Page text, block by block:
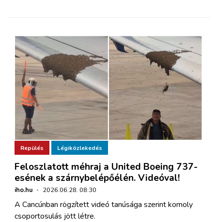
Repülés Légiközlekedés
Feloszlatott méhraj a United Boeing 737-
esének a szárnybelépőélén. Videóval!
iho.hu · 2026.06.28. 08:30
A Cancúnban rögzített videó tanúsága szerint komoly
csoportosulás jött létre.